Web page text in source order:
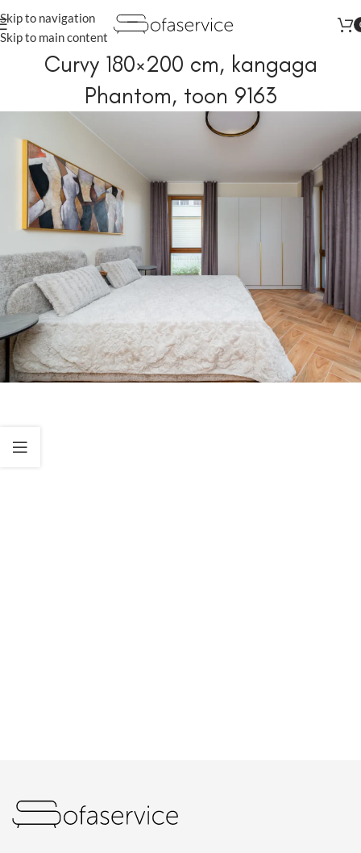
Skip to navigation
Skip to main content
Augustis kõik tooted vähemalt
Curvy 180×200 cm, kangaga
Phantom, toon 9163